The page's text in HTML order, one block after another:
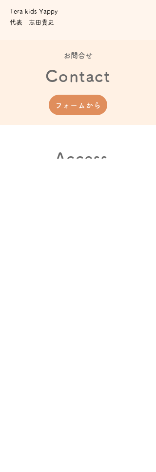
Tera kids Yappy
​代表 志田貴史
​お問合せ
Contact
フォームから
Access